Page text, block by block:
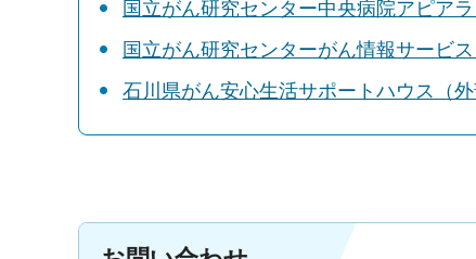
国立がん研究センター中央病院アピア
国立がん研究センターがん情報サービス
石川県がん安心生活サポートハウス（外